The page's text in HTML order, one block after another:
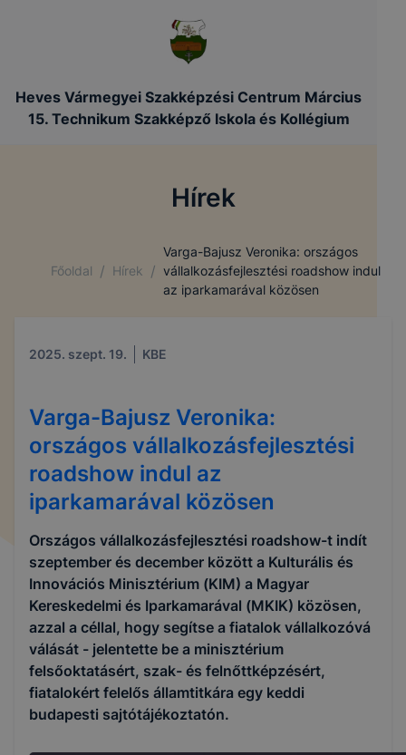
Heves Vármegyei Szakképzési Centrum Március
15. Technikum Szakképző Iskola és Kollégium
Hírek
Főoldal / Hírek /
Varga-Bajusz Veronika: országos
vállalkozásfejlesztési roadshow indul
az iparkamarával közösen
2025. szept. 19. KBE
Varga-Bajusz Veronika:
országos vállalkozásfejlesztési
roadshow indul az
iparkamarával közösen
Országos vállalkozásfejlesztési roadshow-t indít
szeptember és december között a Kulturális és
Innovációs Minisztérium (KIM) a Magyar
Kereskedelmi és Iparkamarával (MKIK) közösen,
azzal a céllal, hogy segítse a fiatalok vállalkozóvá
válását - jelentette be a minisztérium
felsőoktatásért, szak- és felnőttképzésért,
fiatalokért felelős államtitkára egy keddi
budapesti sajtótájékoztatón.